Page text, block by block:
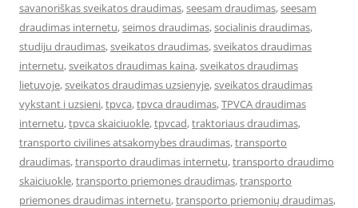
savanoriškas sveikatos draudimas,seesam draudimas,seesam
draudimas internetu,seimos draudimas,socialinis draudimas,
studiju draudimas,sveikatos draudimas,sveikatos draudimas
internetu,sveikatos draudimas kaina,sveikatos draudimas
lietuvoje,sveikatos draudimas uzsienyje,sveikatos draudimas
vykstant i uzsieni,tpvca,tpvca draudimas,TPVCA draudimas
internetu,tpvca skaiciuokle,tpvcad,traktoriaus draudimas,
transporto civilines atsakomybes draudimas,transporto
draudimas,transporto draudimas internetu,transporto draudimo
skaiciuokle,transporto priemones draudimas,transporto
priemones draudimas internetu,transporto priemonių draudimas,